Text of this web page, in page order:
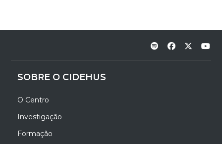
SOBRE O CIDEHUS
O Centro
Investigação
Formação